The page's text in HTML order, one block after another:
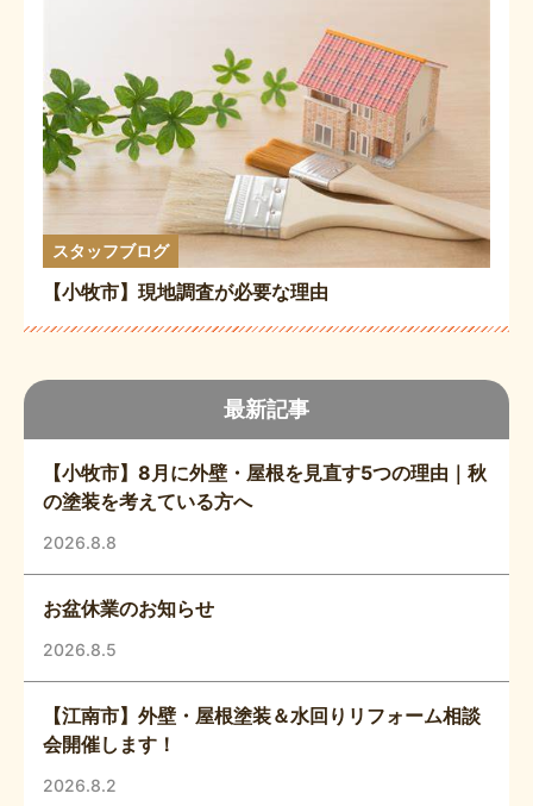
最新記事
【小牧市】8月に外壁・屋根を見直す5つの理由｜秋
の塗装を考えている方へ
2026.8.8
お盆休業のお知らせ
2026.8.5
【江南市】外壁・屋根塗装＆水回りリフォーム相談
会開催します！
2026.8.2
スタッフブログ
【小牧市】現地調査が必要な理由